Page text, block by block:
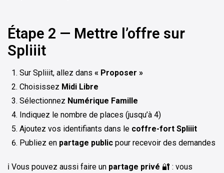
Étape 2 — Mettre l’offre sur
Spliiit
Sur Spliiit, allez dans « Proposer »
Choisissez Midi Libre
Sélectionnez Numérique Famille
Indiquez le nombre de places (jusqu’à 4)
Ajoutez vos identifiants dans le coffre-fort Spliiit
Publiez en partage public pour recevoir des demandes
ℹ️ Vous pouvez aussi faire un partage privé 🔐 : vous